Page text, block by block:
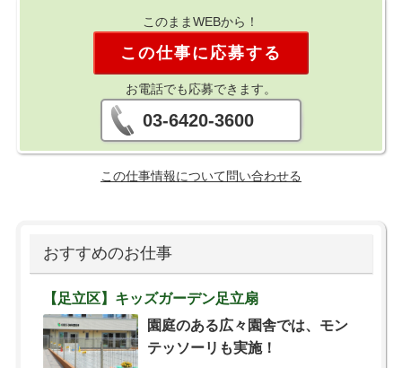
このままWEBから！
この仕事に応募する
お電話でも応募できます。
03-6420-3600
この仕事情報について問い合わせる
おすすめのお仕事
【足立区】キッズガーデン足立扇
園庭のある広々園舎では、モン
テッソーリも実施！